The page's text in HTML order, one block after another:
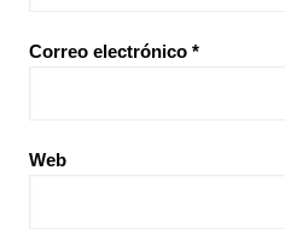
Correo electrónico *
Web